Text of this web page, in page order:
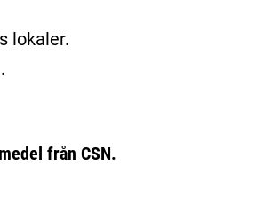
lokaler.
från CSN.